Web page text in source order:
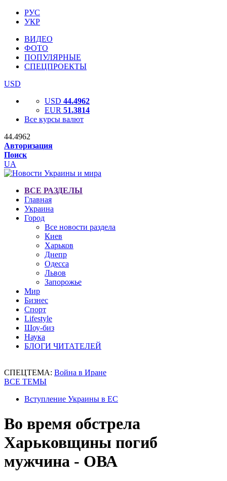
РУС
УКР
ВИДЕО
ФОТО
ПОПУЛЯРНЫЕ
СПЕЦПРОЕКТЫ
USD
USD 44.4962
EUR 51.3814
Все курсы валют
44.4962
Авторизация
Поиск
UA
ВСЕ РАЗДЕЛЫ
Главная
Украина
Город
Все новости раздела
Киев
Харьков
Днепр
Одесса
Львов
Запорожье
Мир
Бизнес
Спорт
Lifestyle
Шоу-биз
Наука
БЛОГИ ЧИТАТЕЛЕЙ
СПЕЦТЕМА: Война в Иране
ВСЕ ТЕМЫ
Вступление Украины в ЕС
Во время обстрела
Харьковщины погиб
мужчина - ОВА